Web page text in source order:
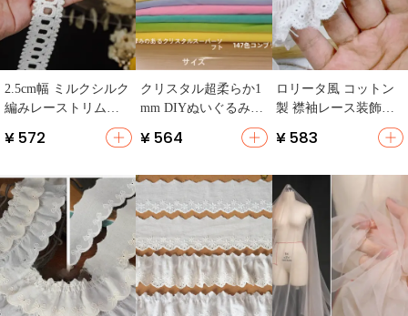
2.5cm幅 ミルクシルク
編みレーストリム【D
IY手作り衣類・カー
テン・ソファ装飾
¥ 572
クリスタル超柔らか1
mm DIYぬいぐるみ用
【小サイズ】
¥ 564
ロリータ風 コットン
製 襟袖レース装飾用
フリル生地【手作りD
IY・スカート用・透
¥ 583